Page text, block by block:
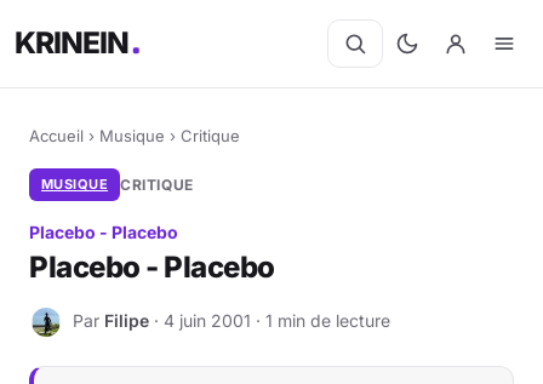
KRINEIN
Accueil › Musique › Critique
MUSIQUE CRITIQUE
Placebo - Placebo
Placebo - Placebo
F Par Filipe · 4 juin 2001 · 1 min de lecture